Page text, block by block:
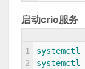
启动crio服务
1
2
systemctl
systemctl